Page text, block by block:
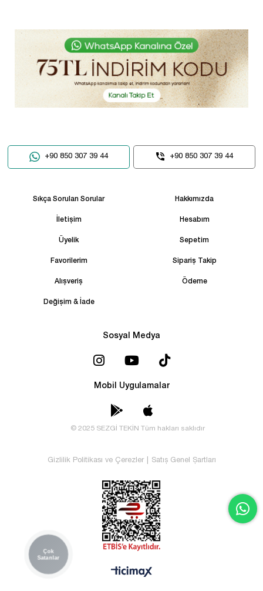
+90 850 307 39 44 +90 850 307 39 44
Sıkça Sorulan Sorular Hakkımızda
İletişim Hesabım
Üyelik Sepetim
Favorilerim Sipariş Takip
Alışveriş Ödeme
Değişim & İade
Sosyal Medya
Mobil Uygulamalar
© 2025 SEZGİ TEKİN Tüm hakları saklıdır
Gizlilik Politikası ve Çerezler Satış Genel Şartları
Çok
Satanlar